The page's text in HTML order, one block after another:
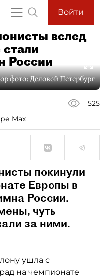
Войти
вслед
России
фото:Деловой Петербург
525
Max
покинули
Европы в
России.
чуть
за ними.
ушла с
на чемпионате